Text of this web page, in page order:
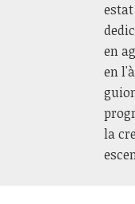
en
en
la